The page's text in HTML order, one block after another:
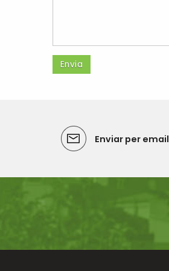
Enviar per email